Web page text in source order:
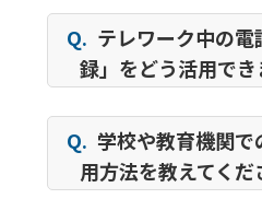
Q. テレワーク中の
録」をどう活用でき
Q. 学校や教育機関
用方法を教えてくだ